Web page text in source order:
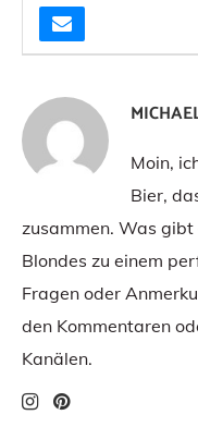
Moin,
Bier,
zusammen. Was gibt
Blondes zu einem
Fragen oder
den Kommentaren
Kanälen.